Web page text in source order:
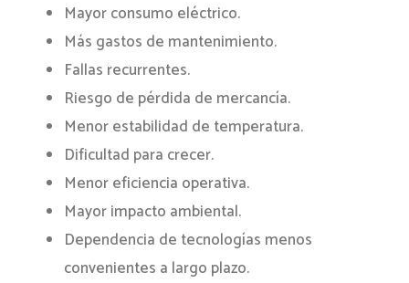
Mayor consumo eléctrico.
Más gastos de mantenimiento.
Fallas recurrentes.
Riesgo de pérdida de mercancía.
Menor estabilidad de temperatura.
Dificultad para crecer.
Menor eficiencia operativa.
Mayor impacto ambiental.
Dependencia de tecnologías menos
convenientes a largo plazo.